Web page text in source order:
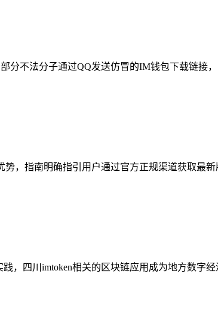
分不法分子通过QQ发送仿冒的IM钱包下载链接
，指南明确指引用户通过官方正规渠道获取最
，四川imtoken相关的区块链应用成为地方数字